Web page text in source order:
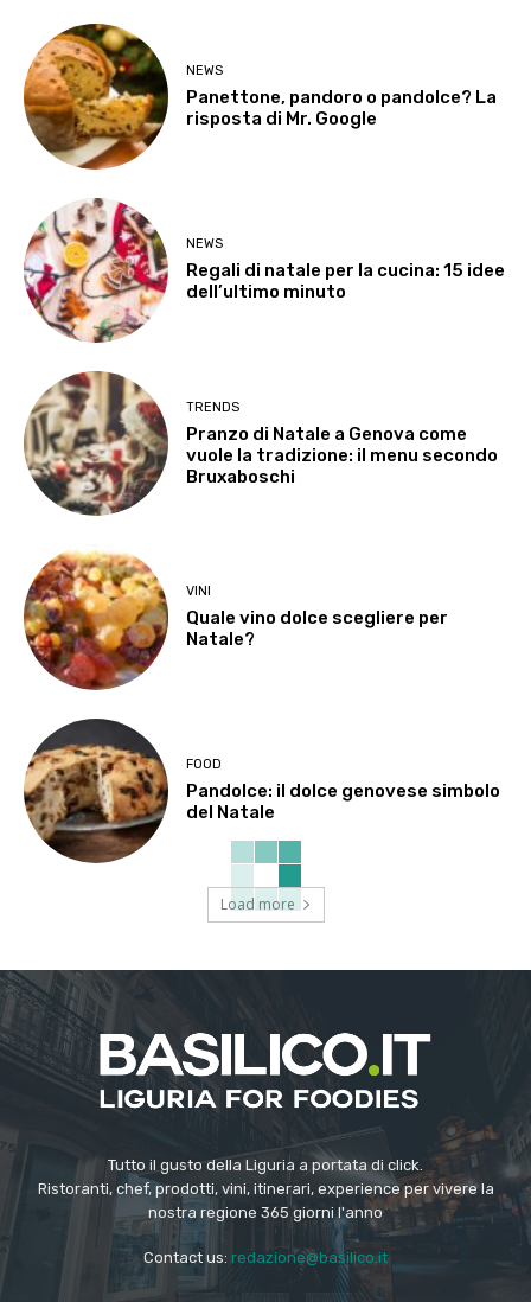
NEWS
Panettone, pandoro o pandolce? La
risposta di Mr. Google
NEWS
Regali di natale per la cucina: 15 idee
dell’ultimo minuto
TRENDS
Pranzo di Natale a Genova come
vuole la tradizione: il menu secondo
Bruxaboschi
VINI
Quale vino dolce scegliere per
Natale?
FOOD
Pandolce: il dolce genovese simbolo
del Natale
Load more